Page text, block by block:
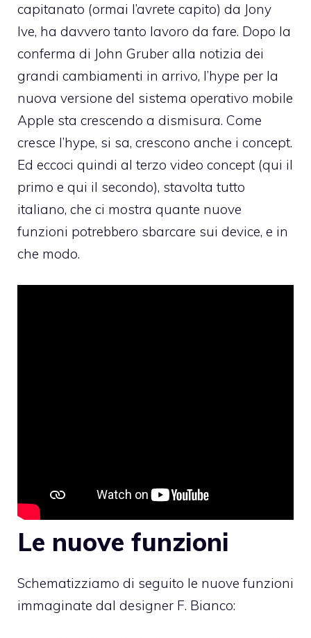
capitanato (ormai l’avrete capito) da Jony
Ive, ha davvero tanto lavoro da fare. Dopo la
conferma di John Gruber alla notizia dei
grandi cambiamenti in arrivo, l’hype per la
nuova versione del sistema operativo mobile
Apple sta crescendo a dismisura. Come
cresce l’hype, si sa, crescono anche i concept.
Ed eccoci quindi al terzo video concept (qui il
primo e qui il secondo), stavolta tutto
italiano, che ci mostra quante nuove
funzioni potrebbero sbarcare sui device, e in
che modo.
Le nuove funzioni
Schematizziamo di seguito le nuove funzioni
immaginate dal designer F. Bianco: